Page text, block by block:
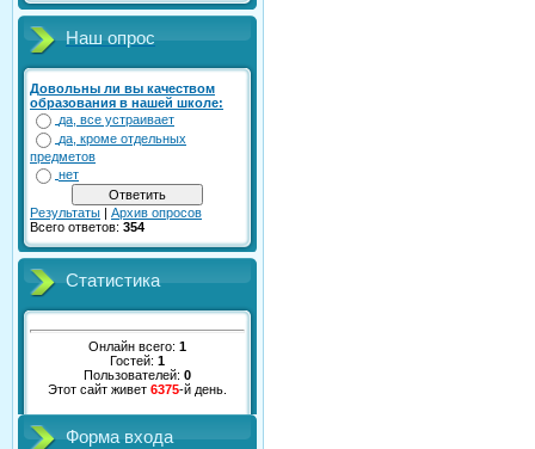
Наш опрос
Довольны ли вы качеством
образования в нашей школе:
да, все устраивает
да, кроме отдельных
предметов
нет
Результаты | Архив опросов
Всего ответов: 354
Статистика
Онлайн всего: 1
Гостей: 1
Пользователей: 0
Этот сайт живет 6375-й день.
Форма входа